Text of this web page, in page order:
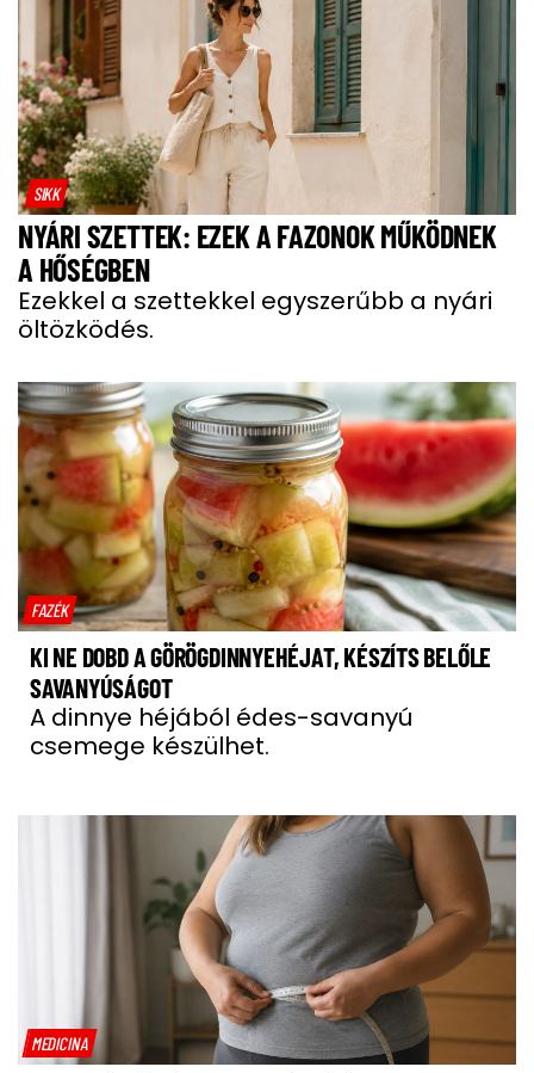
SIKK
NYÁRI SZETTEK: EZEK A FAZONOK MŰKÖDNEK
A HŐSÉGBEN
Ezekkel a szettekkel egyszerűbb a nyári
öltözködés.
FAZÉK
KI NE DOBD A GÖRÖGDINNYEHÉJAT, KÉSZÍTS BELŐLE
SAVANYÚSÁGOT
A dinnye héjából édes-savanyú
csemege készülhet.
MEDICINA